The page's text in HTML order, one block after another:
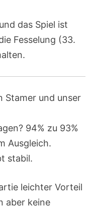
das Spiel ist
Fesselung (33.
und unser
94% zu 93%
Ausgleich.
stabil.
leichter Vorteil
aber keine